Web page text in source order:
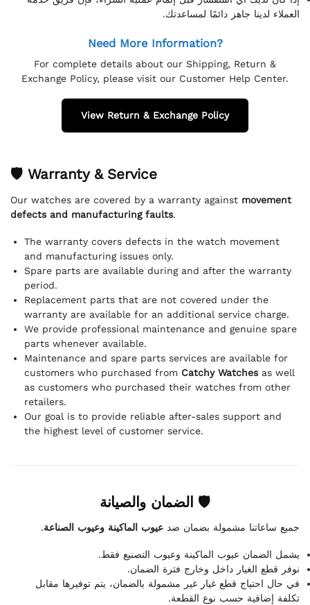
العملاء لدينا جاهز دائمًا لمساعدتك.
Need More Information?
For complete details about our Shipping, Return &
Exchange Policy, please visit our Customer Help Center.
View Return & Exchange Policy
🛡 Warranty & Service
Our watches are covered by a warranty against movement
defects and manufacturing faults.
The warranty covers defects in the watch movement
and manufacturing issues only.
Spare parts are available during and after the warranty
period.
Replacement parts that are not covered under the
warranty are available for an additional service charge.
We provide professional maintenance and genuine spare
parts whenever available.
Maintenance and spare parts services are available for
customers who purchased from Catchy Watchesas well
as customers who purchased their watches from other
retailers.
Our goal is to provide reliable after-sales support and
the highest level of customer service.
🛡 الضمان والصيانة
جميع ساعاتنا مشمولة بضمان ضد عيوب الماكينة وعيوب الصناعة.
يشمل الضمان عيوب الماكينة وعيوب التصنيع فقط.
نوفر قطع الغيار داخل وخارج فترة الضمان.
في حال احتياج قطع غيار غير مشمولة بالضمان، يتم توفيرها مقابل
تكلفة إضافية حسب نوع القطعة.